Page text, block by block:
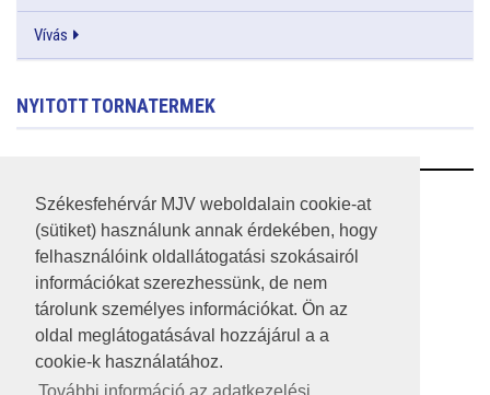
Székesfehérvár MJV weboldalain cookie-at
(sütiket) használunk annak érdekében, hogy
felhasználóink oldallátogatási szokásairól
információkat szerezhessünk, de nem
tárolunk személyes információkat. Ön az
oldal meglátogatásával hozzájárul a a
cookie-k használatához.
Vívás
NYITOTT TORNATERMEK
RSS
A HONLAP 2017.03.31-I ÁLLAPOTA
JOGI NYILATKOZAT
IMPRESSZUM